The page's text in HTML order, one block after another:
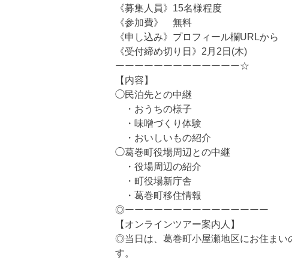
《募集人員》15名様程度
《参加費》 無料
《申し込み》プロフィール欄URLから
《受付締め切り日》2月2日(木)
ーーーーーーーーーーーーー☆
【内容】
◯民泊先との中継
・おうちの様子
・味噌づくり体験
・おいしいもの紹介
◯葛巻町役場周辺との中継
・役場周辺の紹介
・町役場新庁舎
・葛巻町移住情報
◎ーーーーーーーーーーーーーーー
【オンラインツアー案内人】
◎当日は、葛巻町小屋瀬地区にお住まい
す。